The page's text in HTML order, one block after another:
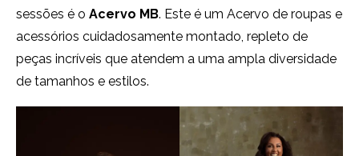
sessões é o Acervo MB. Este é um Acervo de roupas e
acessórios cuidadosamente montado, repleto de
peças incríveis que atendem a uma ampla diversidade
de tamanhos e estilos.